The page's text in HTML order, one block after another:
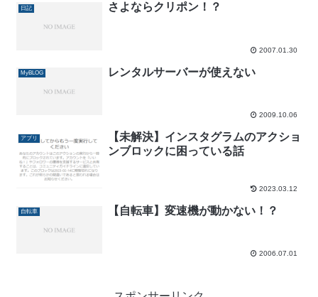
日記 さよならクリポン！？
2007.01.30
MyBLOG レンタルサーバーが使えない
2009.10.06
アプリ
【未解決】インスタグラムのアクショ
ンブロックに困っている話
2023.03.12
自転車 【自転車】変速機が動かない！？
2006.07.01